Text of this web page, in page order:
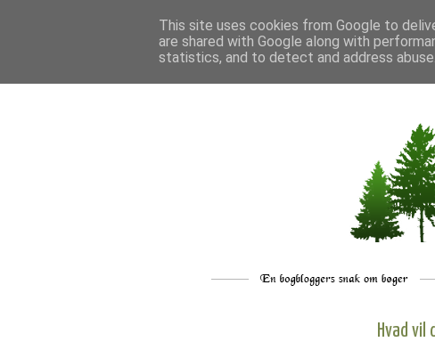
Hvad vil
This site uses cookies from Google to
are shared with Google along with
statistics, and to detect and address abuse.